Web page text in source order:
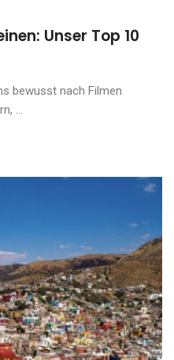
Unser Top 10
bewusst nach Filmen
...